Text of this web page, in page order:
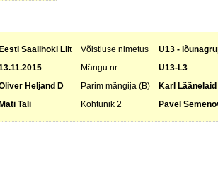
Eesti Saalihoki Liit Võistluse nimetus
U13 -
Mängu nr
U13-L3
Heljand D Parim mängija (B)
Karl Läänelaid
Mati Tali Kohtunik 2 Pavel